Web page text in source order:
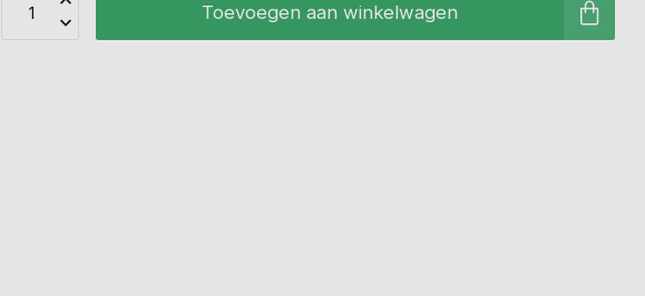
Toevoegen aan winkelwagen